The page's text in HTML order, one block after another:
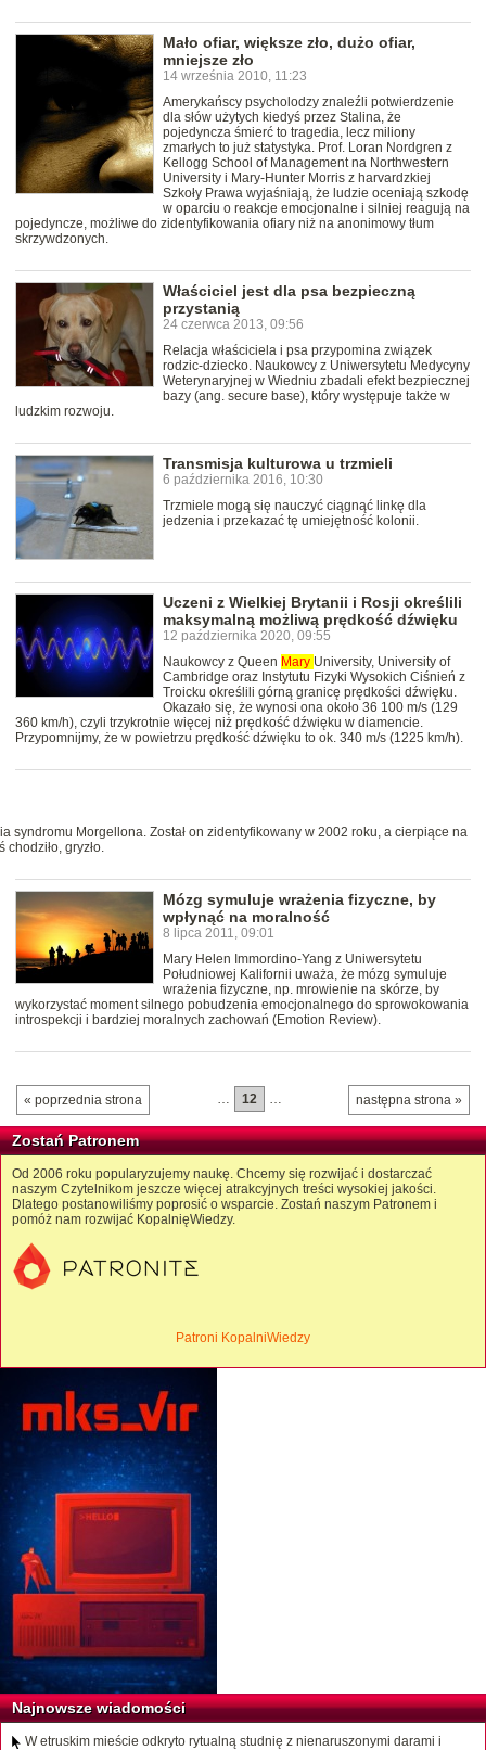
Mało ofiar, większe zło, dużo ofiar,
mniejsze zło
14 września 2010, 11:23
Amerykańscy psycholodzy znaleźli potwierdzenie
dla słów użytych kiedyś przez Stalina, że
pojedyncza śmierć to tragedia, lecz miliony
zmarłych to już statystyka. Prof. Loran Nordgren z
Kellogg School of Management na Northwestern
University i Mary-Hunter Morris z harvardzkiej
Szkoły Prawa wyjaśniają, że ludzie oceniają szkodę
w oparciu o reakcje emocjonalne i silniej reagują na
pojedyncze, możliwe do zidentyfikowania ofiary niż na anonimowy tłum
skrzywdzonych.
Właściciel jest dla psa bezpieczną
przystanią
24 czerwca 2013, 09:56
Relacja właściciela i psa przypomina związek
rodzic-dziecko. Naukowcy z Uniwersytetu Medycyny
Weterynaryjnej w Wiedniu zbadali efekt bezpiecznej
bazy (ang. secure base), który występuje także w
ludzkim rozwoju.
Transmisja kulturowa u trzmieli
6 października 2016, 10:30
Trzmiele mogą się nauczyć ciągnąć linkę dla
jedzenia i przekazać tę umiejętność kolonii.
Uczeni z Wielkiej Brytanii i Rosji określili
maksymalną możliwą prędkość dźwięku
12 października 2020, 09:55
Naukowcy z Queen Mary University, University of
Cambridge oraz Instytutu Fizyki Wysokich Ciśnień z
Troicku określili górną granicę prędkości dźwięku.
Okazało się, że wynosi ona około 36 100 m/s (129
360 km/h), czyli trzykrotnie więcej niż prędkość dźwięku w diamencie.
Przypomnijmy, że w powietrzu prędkość dźwięku to ok. 340 m/s (1225 km/h).
syndromu Morgellona. Został on zidentyfikowany w 2002 roku, a cierpiące na
gryzło.
Mózg symuluje wrażenia fizyczne, by
wpłynąć na moralność
8 lipca 2011, 09:01
Mary Helen Immordino-Yang z Uniwersytetu
Południowej Kalifornii uważa, że mózg symuluje
wrażenia fizyczne, np. mrowienie na skórze, by
wykorzystać moment silnego pobudzenia emocjonalnego do sprowokowania
introspekcji i bardziej moralnych zachowań (Emotion Review).
« poprzednia strona następna strona »
… 12 …
Zostań Patronem
Od 2006 roku popularyzujemy naukę. Chcemy się rozwijać i dostarczać
naszym Czytelnikom jeszcze więcej atrakcyjnych treści wysokiej jakości.
Dlatego postanowiliśmy poprosić o wsparcie. Zostań naszym Patronem i
pomóż nam rozwijać KopalnięWiedzy.
Patroni KopalniWiedzy
Najnowsze wiadomości
W etruskim mieście odkryto rytualną studnię z nienaruszonymi darami i